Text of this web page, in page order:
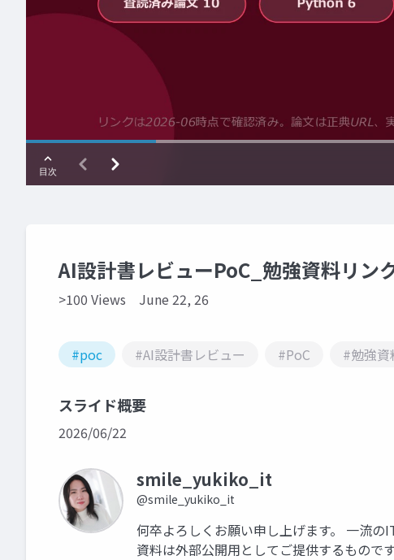
AI設計書レビューPoC_勉強資料リン
>100 Views June 22, 26
#poc #AI設計書レビュー #PoC #勉強資
スライド概要
2026/06/22
smile_yukiko_it
@smile_yukiko_it
何卒よろしくお願い申し上げます。 一流
資料は外部公開用としてご提供するものです